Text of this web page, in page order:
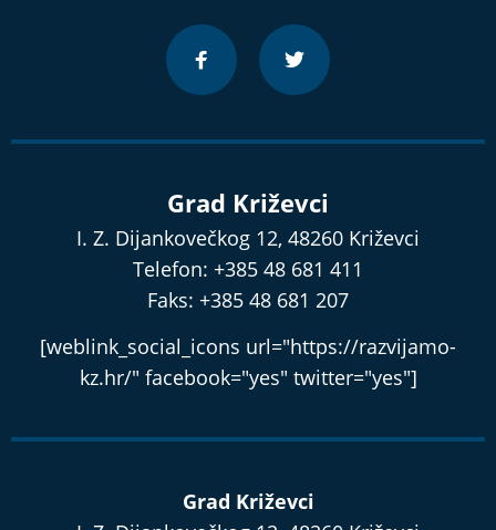
Grad Križevci
I. Z. Dijankovečkog 12, 48260 Križevci
Telefon: +385 48 681 411
Faks: +385 48 681 207
[weblink_social_icons url="https://razvijamo-
kz.hr/" facebook="yes" twitter="yes"]
Grad Križevci